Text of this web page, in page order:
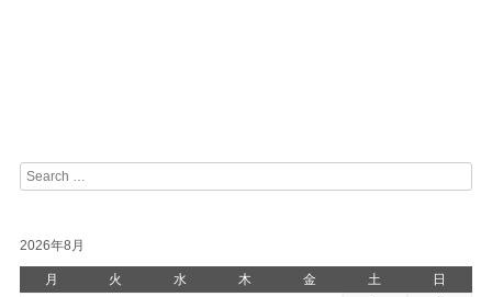
Search
2026年8月
月 火 水 木 金 土
日